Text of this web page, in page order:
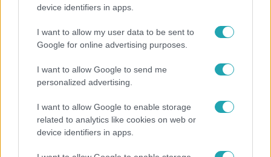
device identifiers in apps.
I want to allow my user data to be sent to
Google for online advertising purposes.
I want to allow Google to send me
personalized advertising.
I want to allow Google to enable storage
related to analytics like cookies on web or
device identifiers in apps.
Költségcsökkentés és kieső támogató szerződések
- ezekre panaszkodott a Fradi elnöke egy zártkörű